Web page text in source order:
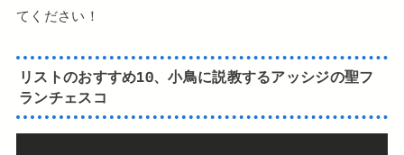
てください！
リストのおすすめ10、小鳥に説教するアッシジの聖フ
ランチェスコ